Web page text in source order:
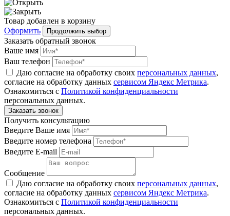
Товар добавлен в корзину
Оформить
Продолжить выбор
Заказать обратный звонок
Ваше имя
Ваш телефон
Даю согласие на обработку своих персональных данных,
согласие на обработку данных сервисом Яндекс Метрика.
Ознакомиться с Политикой конфиденциальности
персональных данных.
Получить консультацию
Введите Ваше имя
Введите номер телефона
Введите E-mail
Сообщение
Даю согласие на обработку своих персональных данных,
согласие на обработку данных сервисом Яндекс Метрика.
Ознакомиться с Политикой конфиденциальности
персональных данных.